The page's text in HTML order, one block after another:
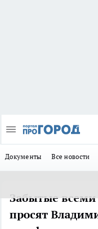
Документы Все новости
Забытые
просят